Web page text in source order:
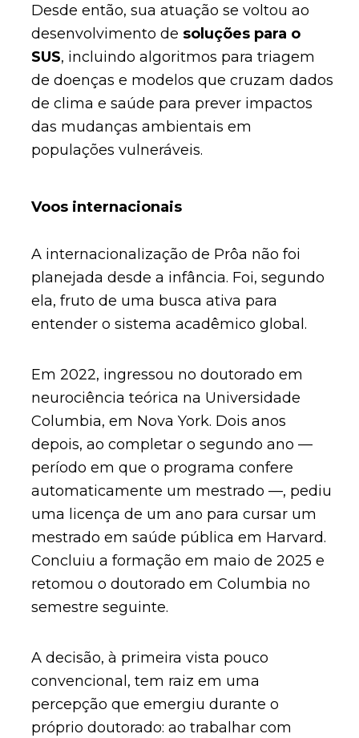
Desde então, sua atuação se voltou ao
desenvolvimento de soluções para o
SUS, incluindo algoritmos para triagem
de doenças e modelos que cruzam dados
de clima e saúde para prever impactos
das mudanças ambientais em
populações vulneráveis.
Voos internacionais
A internacionalização de Prôa não foi
planejada desde a infância. Foi, segundo
ela, fruto de uma busca ativa para
entender o sistema acadêmico global.
Em 2022, ingressou no doutorado em
neurociência teórica na Universidade
Columbia, em Nova York. Dois anos
depois, ao completar o segundo ano —
período em que o programa confere
automaticamente um mestrado —, pediu
uma licença de um ano para cursar um
mestrado em saúde pública em Harvard.
Concluiu a formação em maio de 2025 e
retomou o doutorado em Columbia no
semestre seguinte.
A decisão, à primeira vista pouco
convencional, tem raiz em uma
percepção que emergiu durante o
próprio doutorado: ao trabalhar com